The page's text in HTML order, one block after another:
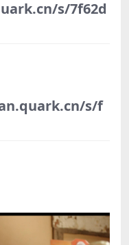
s/7f62d
s/f